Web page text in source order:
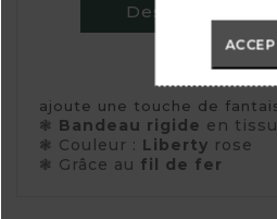
Description/
ajoute une touche de
❃ Bandeau rigide en
❃ Couleur : Liberty rose
❃ Grâce au fil de fer